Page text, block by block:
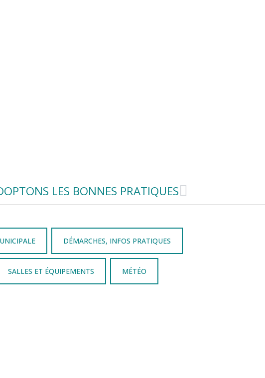
LES BONNES PRATIQUES
DÉMARCHES, INFOS PRATIQUES
SALLES ET ÉQUIPEMENTS MÉTÉO